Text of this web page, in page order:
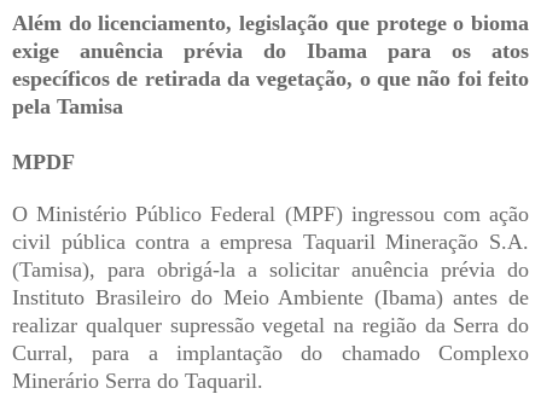
Além do licenciamento, legislação que protege o bioma
exige anuência prévia do Ibama para os atos
específicos de retirada da vegetação, o que não foi feito
pela Tamisa
MPDF
O Ministério Público Federal (MPF) ingressou com ação
civil pública contra a empresa Taquaril Mineração S.A.
(Tamisa), para obrigá-la a solicitar anuência prévia do
Instituto Brasileiro do Meio Ambiente (Ibama) antes de
realizar qualquer supressão vegetal na região da Serra do
Curral, para a implantação do chamado Complexo
Minerário Serra do Taquaril.